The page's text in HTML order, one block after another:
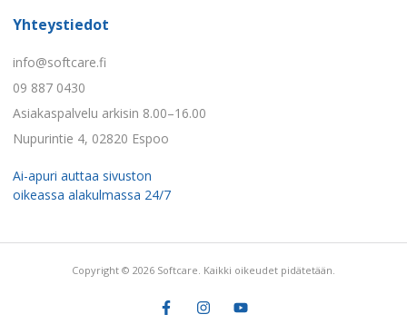
Yhteystiedot
info@softcare.fi
09 887 0430
Asiakaspalvelu arkisin 8.00–16.00
Nupurintie 4, 02820 Espoo
Ai-apuri auttaa sivuston
oikeassa alakulmassa 24/7
Copyright © 2026 Softcare. Kaikki oikeudet pidätetään.